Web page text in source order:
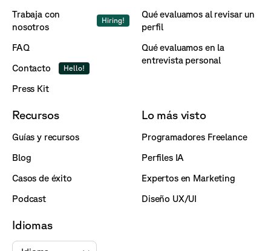
Trabaja con
nosotros
Hiring!
FAQ
Contacto
Hello!
Press Kit
Qué evaluamos al revisar un
perfil
Qué evaluamos en la
entrevista personal
Recursos
Guías y recursos
Blog
Casos de éxito
Podcast
Lo más visto
Programadores Freelance
Perfiles IA
Expertos en Marketing
Diseño UX/UI
Idiomas